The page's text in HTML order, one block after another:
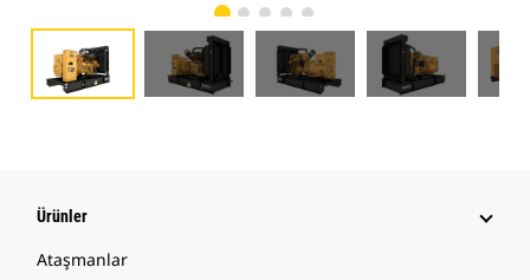
Ürünler
Ataşmanlar